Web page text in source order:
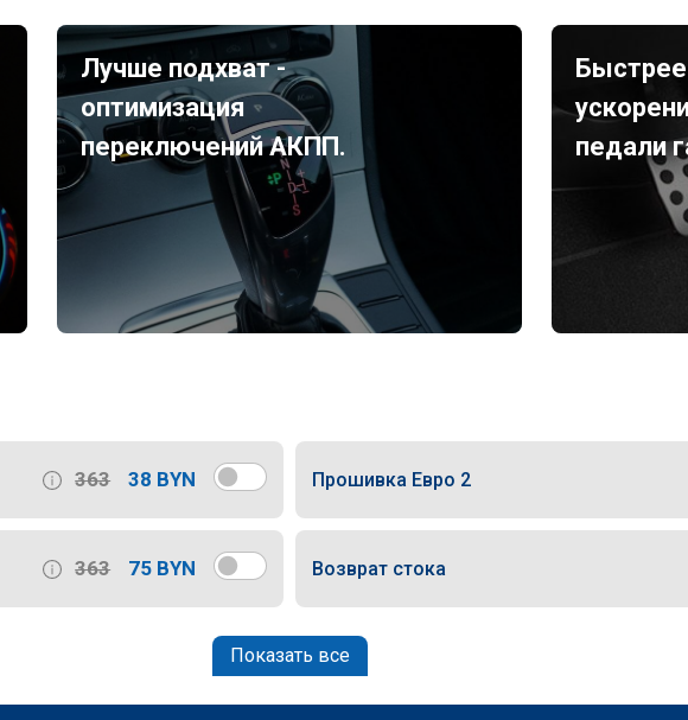
Лучше подхват -
оптимизация
переключений АКПП.
педали
363 38 BYN Прошивка Евро 2
363 75 BYN Возврат стока
Показать все